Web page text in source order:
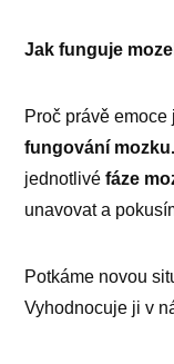
Jak funguje
Proč právě
fungování mozku.
jednotlivé fáze
unavovat a
Potkáme novou
Vyhodnocuje ji v